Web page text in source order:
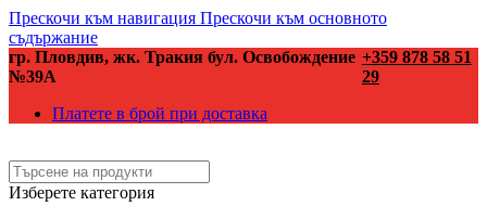
Прескочи към навигация Прескочи към основното
съдържание
гр. Пловдив, жк. Тракия бул. Освобождение
№39А
+359 878 58 51
29
Платете в брой при доставка
Изберете категория